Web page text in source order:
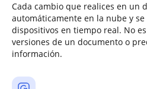
Cada cambio que realices en un
automáticamente en la nube y
dispositivos en tiempo real. No
versiones de un documento o
información.